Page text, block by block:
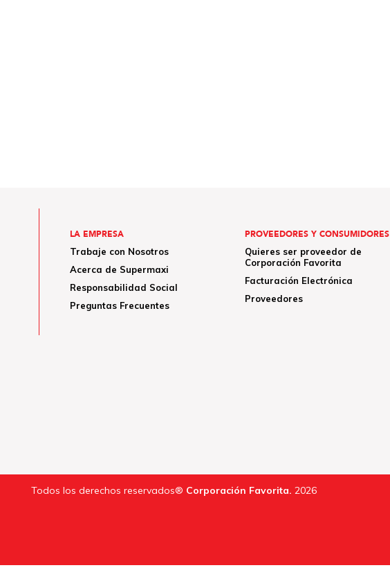
LA EMPRESA
Trabaje con Nosotros
Acerca de Supermaxi
Responsabilidad Social
Preguntas Frecuentes
PROVEEDORES Y CONSUMIDORES
Quieres ser proveedor de
Corporación Favorita
Facturación Electrónica
Proveedores
Todos los derechos reservados® Corporación Favorita. 2026